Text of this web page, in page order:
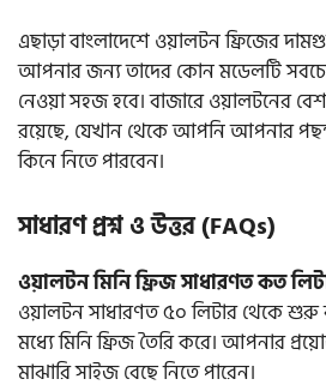
এছাড়া বাংলাদেশে ওয়ালটন ফ্রিজের
আপনার জন্য তাদের কোন মডেলটি
নেওয়া সহজ হবে। বাজারে ওয়ালটনের
রয়েছে, যেখান থেকে আপনি আপনার
কিনে নিতে পারবেন।
সাধারণ প্রশ্ন ও উত্তর (FAQs)
ওয়ালটন মিনি ফ্রিজ সাধারণত কত
ওয়ালটন সাধারণত ৫০ লিটার থেকে শুরু
মধ্যে মিনি ফ্রিজ তৈরি করে। আপনার
মাঝারি সাইজ বেছে নিতে পারেন।